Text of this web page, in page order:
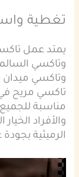
تغطية
يمتد عمل
وتاكسي
وتاكسي ميدان
تاكسي مريح في
مناسبة
والأفراد
الرميثية